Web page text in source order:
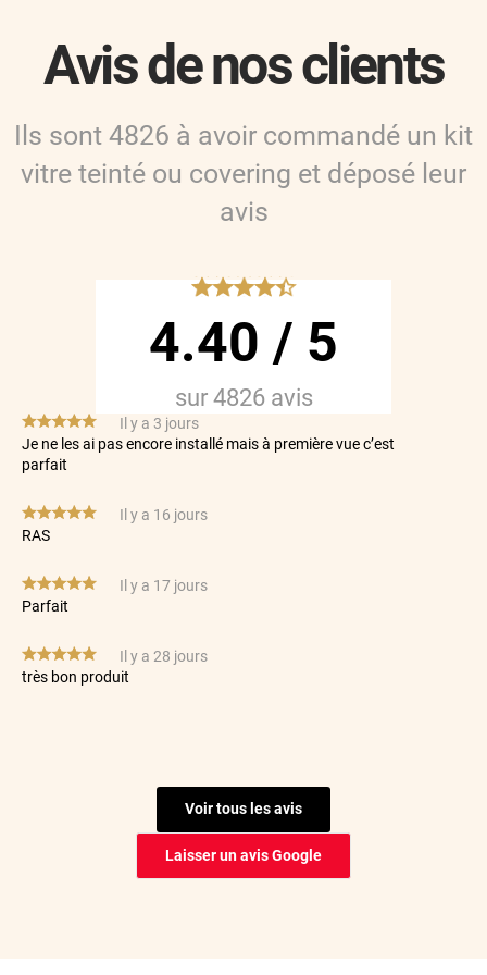
Avis de nos clients
Ils sont 4826 à avoir commandé un kit
vitre teinté ou covering et déposé leur
avis
*****
4.40 / 5
sur 4826avis
*****
Je ne les ai pas encore installé mais à première vue c’est
parfait
Il y a 3 jours
*****
RAS
Il y a 16 jours
*****
Parfait
Il y a 17 jours
*****
très bon produit
Il y a 28 jours
Filme de tres bonne qualité et coupe parfaite
Il y a 69 jours
Voir tous les avis
Laisser un avis Google